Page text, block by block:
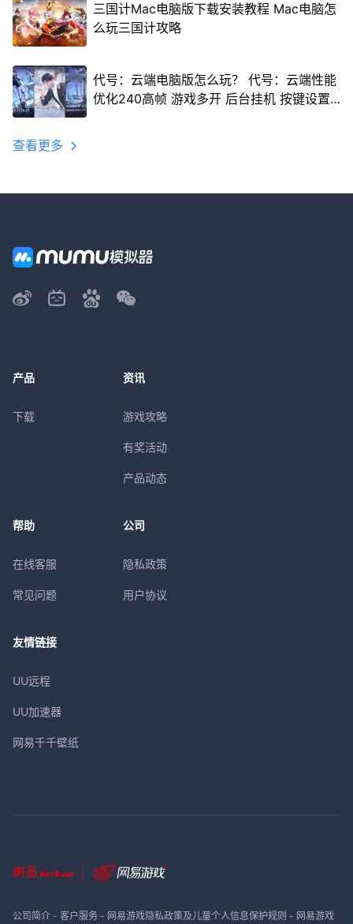
三国计Mac电脑版下载安装教程 Mac电脑怎
么玩三国计攻略
代号：云端电脑版怎么玩？ 代号：云端性能
优化240高帧 游戏多开 后台挂机 按键设置
查看更多
产品
下载
资讯
游戏攻略
有奖活动
产品动态
帮助
在线客服
常见问题
公司
隐私政策
用户协议
友情链接
UU远程
UU加速器
网易千千壁纸
公司简介- 客户服务- 网易游戏隐私政策及儿童个人信息保护规则 - 网易游戏